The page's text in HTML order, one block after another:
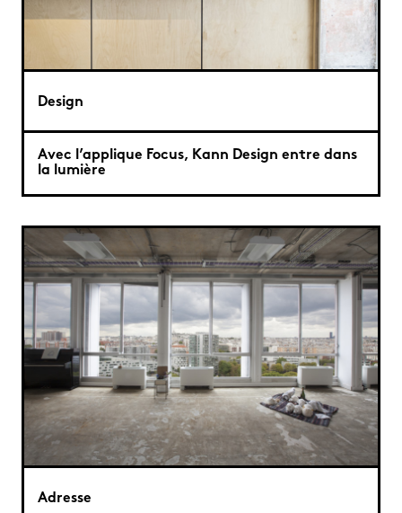
Design
Avec l’applique Focus, Kann Design entre dans
la lumière
Adresse